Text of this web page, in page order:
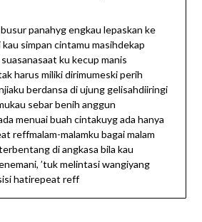
panahyg engkau lepaskan ke
simpan cintamu masihdekap
ku kecup manis
harus miliki dirimumeski perih
berdansa di ujung gelisahdiiringi
sebar benih anggun
menuai buah cintakuyg ada hanya
reffmalam-malamku bagai malam
di angkasa bila kau
’tuk melintasi wangiyang
hatirepeat reff